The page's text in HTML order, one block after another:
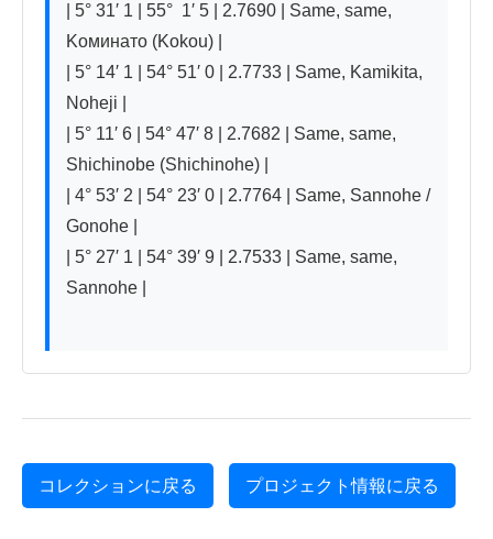
| 5° 31′ 1 | 55°  1′ 5 | 2.7690 | Same, same,
Koминато (Kokou) |
| 5° 14′ 1 | 54° 51′ 0 | 2.7733 | Same, Kamikita,
Noheji |
| 5° 11′ 6 | 54° 47′ 8 | 2.7682 | Same, same,
Shichinobe (Shichinohe) |
| 4° 53′ 2 | 54° 23′ 0 | 2.7764 | Same, Sannohe /
Gonohe |
| 5° 27′ 1 | 54° 39′ 9 | 2.7533 | Same, same,
Sannohe |
コレクションに戻る プロジェクト情報に戻る